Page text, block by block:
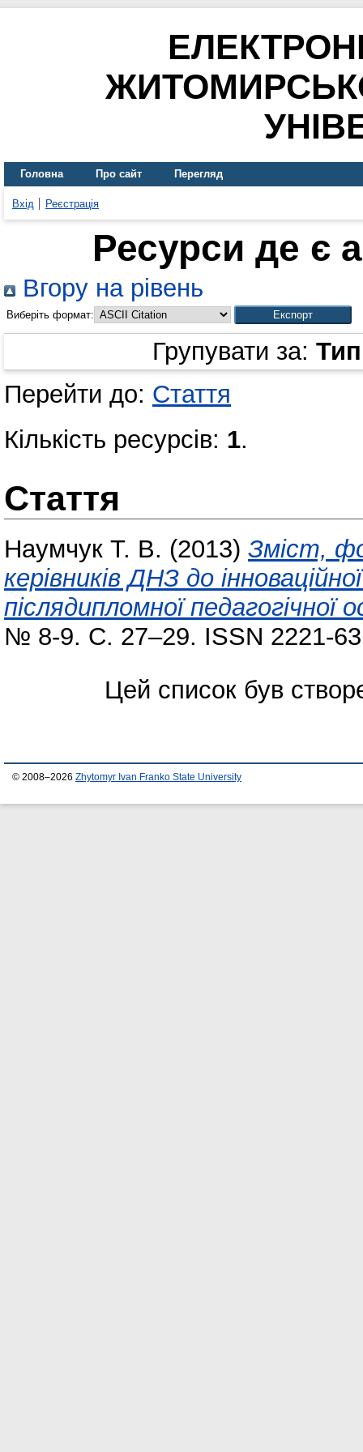
Головна Про сайт Перегляд
Вхід Реєстрація
Ресурси де є
Вгору на рівень
Виберіть формат:
Групувати за:
Перейти до: Стаття
Кількість ресурсів: 1.
Стаття
Наумчук Т. В. (2013) Зміст,
керівників ДНЗ до
післядипломної педагогічної
№ 8-9. С. 27–29. ISSN 2221-
Цей список був
© 2008–2026 Zhytomyr Ivan Franko State University